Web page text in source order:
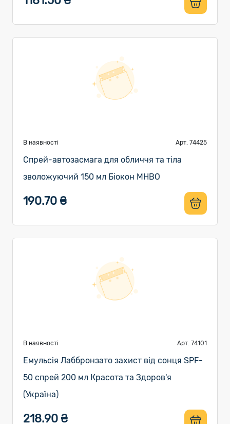
В наявності Арт. 74425
Спрей-автозасмага для обличчя та тіла
зволожуючий 150 мл Біокон МНВО
190.70 ₴
В наявності Арт. 74101
Емульсія Лаббронзато захист від сонця SPF-
50 спрей 200 мл Красота та Здоров'я
(Україна)
218.90 ₴